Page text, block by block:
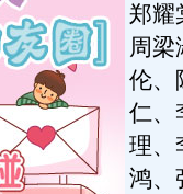
郑耀
周梁
伦、
仁、
理、
鸿、